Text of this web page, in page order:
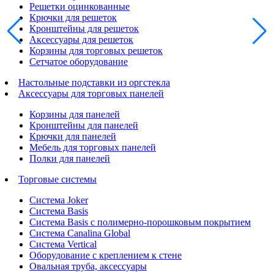
Решетки оцинкованные
Крючки для решеток
Кронштейны для решеток
Аксессуары для решеток
Корзины для торговых решеток
Сетчатое оборудование
Настольные подставки из оргстекла
Аксессуары для торговых панелей
Корзины для панелей
Кронштейны для панелей
Крючки для панелей
Мебель для торговых панелей
Полки для панелей
Торговые системы
Система Joker
Система Basis
Система Basis с полимерно-порошковым покрытием
Система Canalina Global
Система Vertical
Оборудование с креплением к стене
Овальная труба, аксессуары